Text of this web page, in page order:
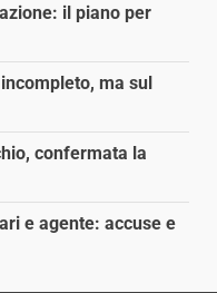
il piano per
ma sul
confermata la
e agente: accuse e